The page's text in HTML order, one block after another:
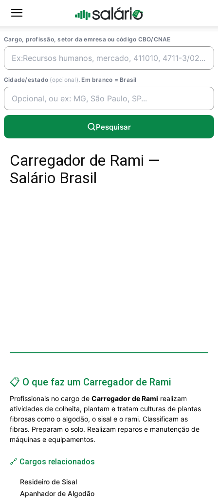
Cargo, profissão, setor da emresa ou código CBO/CNAE
Cidade/estado (opcional). Em branco = Brasil
Pesquisar
Carregador de Rami —
Salário Brasil
📋 O que faz um Carregador de Rami
Profissionais no cargo de Carregador de Rami realizam
atividades de colheita, plantam e tratam culturas de plantas
fibrosas como o algodão, o sisal e o rami. Classificam as
fibras. Preparam o solo. Realizam reparos e manutenção de
máquinas e equipamentos.
🔗 Cargos relacionados
Resideiro de Sisal
Apanhador de Algodão